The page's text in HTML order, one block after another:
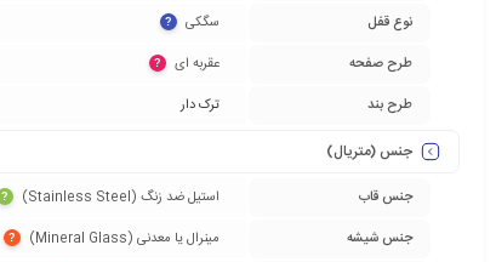
نوع قفل سگکی‏ ?
طرح صفحه عقربه ای‏ ?
طرح بند ترک دار
جنس (متریال)
جنس قاب استیل ضد زنگ (Stainless Steel)‏ ?
جنس شیشه مینرال یا معدنی (Mineral Glass)‏ ?